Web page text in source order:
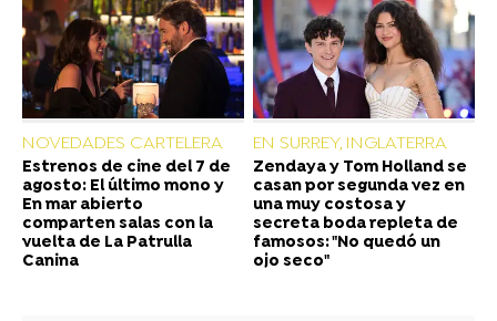
NOVEDADES CARTELERA
Estrenos de cine del 7 de
agosto: El último mono y
En mar abierto
comparten salas con la
vuelta de La Patrulla
Canina
EN SURREY, INGLATERRA
Zendaya y Tom Holland se
casan por segunda vez en
una muy costosa y
secreta boda repleta de
famosos: "No quedó un
ojo seco"